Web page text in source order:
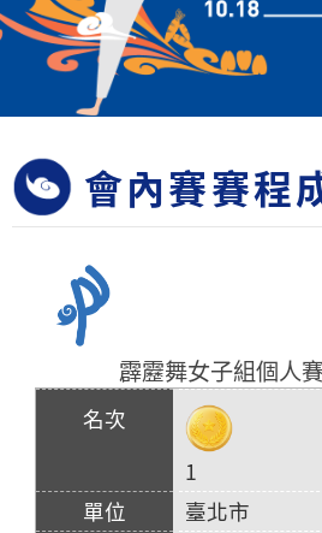
會內賽賽程
霹靂舞女子組個人
1
臺北市